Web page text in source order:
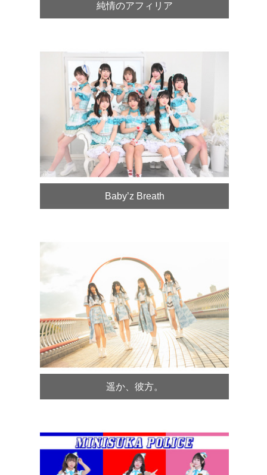
純情のアフィリア
Baby’z Breath
遥か、彼方。